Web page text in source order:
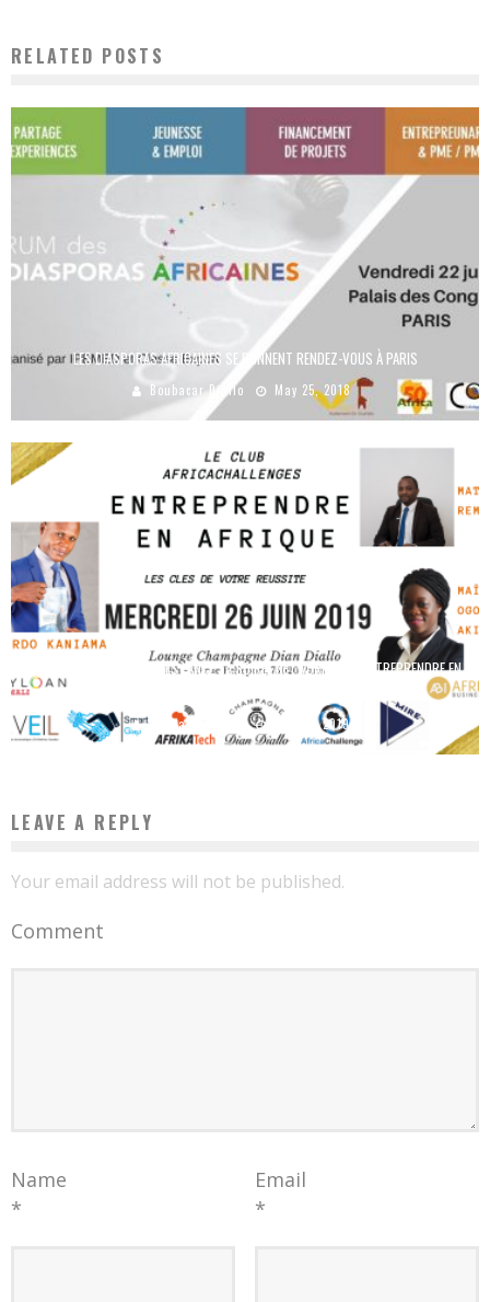
RELATED POSTS
LES DIASPORAS AFRICAINES SE DONNENT RENDEZ-VOUS À PARIS
Boubacar Diallo May 25, 2018
LE CLUB AFRICACHALLENGES LANCE SA SOIRÉE NETWORKING – ENTREPRENDRE EN
Boubacar Diallo June 9, 2019
LEAVE A REPLY
Your email address will not be published.
Comment
Name
*
Email
*